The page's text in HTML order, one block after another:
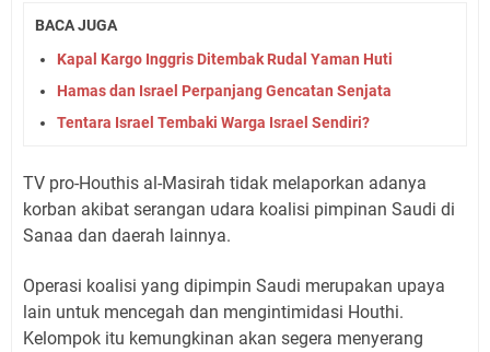
BACA JUGA
Kapal Kargo Inggris Ditembak Rudal Yaman Huti
Hamas dan Israel Perpanjang Gencatan Senjata
Tentara Israel Tembaki Warga Israel Sendiri?
TV pro-Houthis al-Masirah tidak melaporkan adanya
korban akibat serangan udara koalisi pimpinan Saudi di
Sanaa dan daerah lainnya.
Operasi koalisi yang dipimpin Saudi merupakan upaya
lain untuk mencegah dan mengintimidasi Houthi.
Kelompok itu kemungkinan akan segera menyerang